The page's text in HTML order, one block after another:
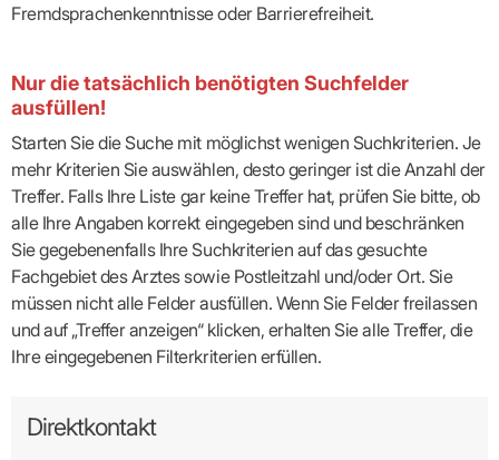
Fremdsprachenkenntnisse oder Barrierefreiheit.
Nur die tatsächlich benötigten Suchfelder
ausfüllen!
Starten Sie die Suche mit möglichst wenigen Suchkriterien. Je
mehr Kriterien Sie auswählen, desto geringer ist die Anzahl der
Treffer. Falls Ihre Liste gar keine Treffer hat, prüfen Sie bitte, ob
alle Ihre Angaben korrekt eingegeben sind und beschränken
Sie gegebenenfalls Ihre Suchkriterien auf das gesuchte
Fachgebiet des Arztes sowie Postleitzahl und/oder Ort. Sie
müssen nicht alle Felder ausfüllen. Wenn Sie Felder freilassen
und auf „Treffer anzeigen“ klicken, erhalten Sie alle Treffer, die
Ihre eingegebenen Filterkriterien erfüllen.
Direktkontakt